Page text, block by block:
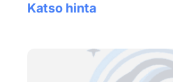
Katso hinta